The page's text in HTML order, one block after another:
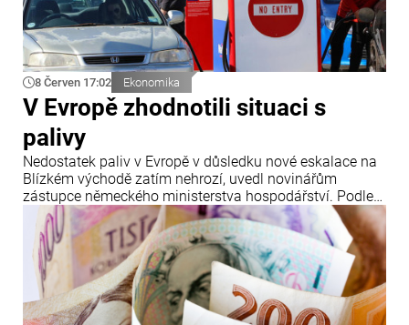
8 Červen 17:02 Ekonomika
V Evropě zhodnotili situaci s
palivy
Nedostatek paliv v Evropě v důsledku nové eskalace na
Blízkém východě zatím nehrozí, uvedl novinářům
zástupce německého ministerstva hospodářství. Podle
jeho slov se situace v regionu znovu náhle vyostřila.